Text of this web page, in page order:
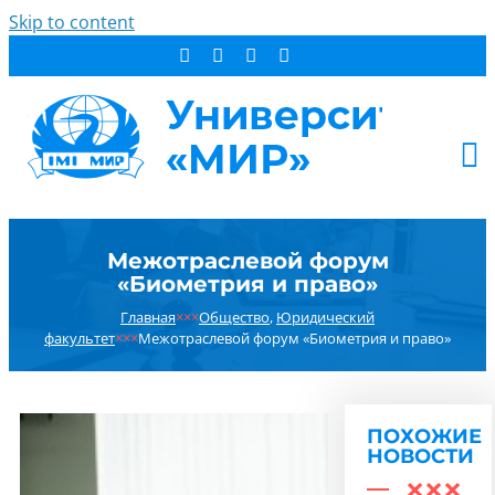
Skip to content
ОБ УНИВЕРСИТЕТЕ
НОВОСТИ
РЕЗУЛЬТАТ ПОИСКА:
Межотраслевой форум
«Биометрия и право»
Главная×××Общество, Юридический
факультет×××Межотраслевой форум «Биометрия и право»
ПОХОЖИЕ
НОВОСТИ